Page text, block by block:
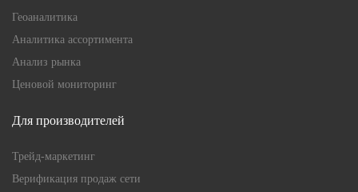
Геоаналитика
Аналитика ассортимента
Анализ рынка
Ценовой мониторинг
Для производителей
Трейд-маркетинг
Верификация продаж сети